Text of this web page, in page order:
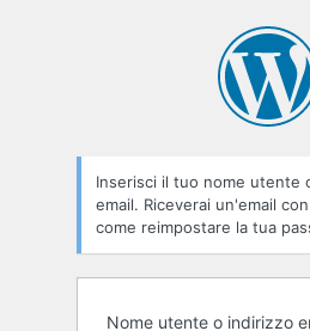
Inserisci il tuo nome utente
email. Riceverai un'email
come reimpostare la tua
Nome utente o indirizzo